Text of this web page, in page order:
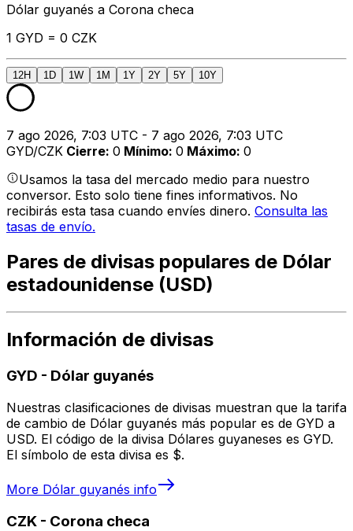
Dólar guyanés a Corona checa
1 GYD = 0 CZK
12H 1D 1W 1M 1Y 2Y 5Y 10Y
7 ago 2026, 7:03 UTC - 7 ago 2026, 7:03 UTC
GYD/CZK Cierre: 0 Mínimo: 0 Máximo: 0
Usamos la tasa del mercado medio para nuestro
conversor. Esto solo tiene fines informativos. No
recibirás esta tasa cuando envíes dinero. Consulta las
tasas de envío.
Pares de divisas populares de Dólar
estadounidense (USD)
Información de divisas
GYD - Dólar guyanés
Nuestras clasificaciones de divisas muestran que la tarifa
de cambio de Dólar guyanés más popular es de GYD a
USD. El código de la divisa Dólares guyaneses es GYD.
El símbolo de esta divisa es $.
More Dólar guyanés info
CZK - Corona checa